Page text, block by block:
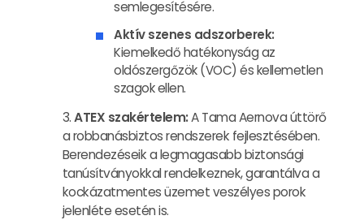
semlegesítésére.
Aktív szenes adszorberek:
Kiemelkedő hatékonyság az
oldószergőzök (VOC) és kellemetlen
szagok ellen.
ATEX szakértelem:A Tama Aernova úttörő
a robbanásbiztos rendszerek fejlesztésében.
Berendezéseik a legmagasabb biztonsági
tanúsítványokkal rendelkeznek, garantálva a
kockázatmentes üzemet veszélyes porok
jelenléte esetén is.